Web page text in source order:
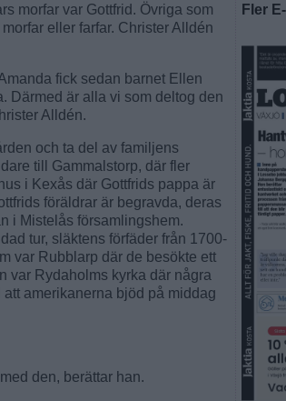
morfar var Gottfrid. Övriga som
eller farfar. Christer Alldén
fick sedan barnet Ellen
Därmed är alla vi som deltog den
Alldén.
och ta del av familjens
till Gammalstorp, där fler
i Kexås där Gottfrids pappa är
föräldrar är begravda, deras
i Mistelås församlingshem.
tur, släktens förfäder från 1700-
var Rubblarp där de besökte ett
var Rydaholms kyrka där några
amerikanerna bjöd på middag
den, berättar han.
Fler